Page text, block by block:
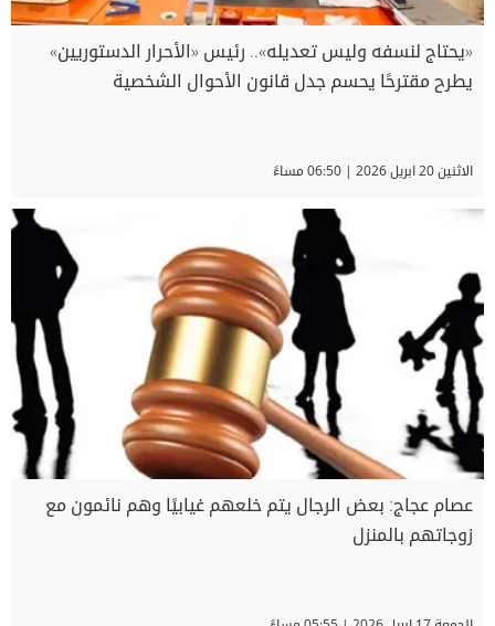
«يحتاج لنسفه وليس تعديله».. رئيس «الأحرار الدستوريين»
يطرح مقترحًا يحسم جدل قانون الأحوال الشخصية
الاثنين 20 ابريل 2026 | 06:50 مساءً
عصام عجاج: بعض الرجال يتم خلعهم غيابيًا وهم نائمون مع
زوجاتهم بالمنزل